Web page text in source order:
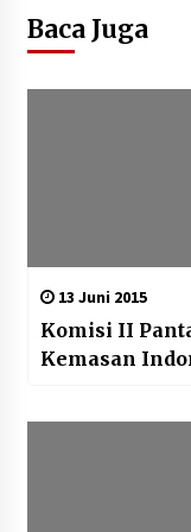
Baca Juga
13 Juni 2015
Komisi II
Kemasan